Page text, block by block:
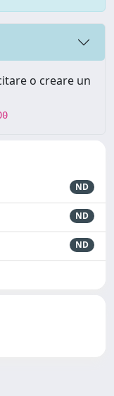
o creare un
ND
ND
ND